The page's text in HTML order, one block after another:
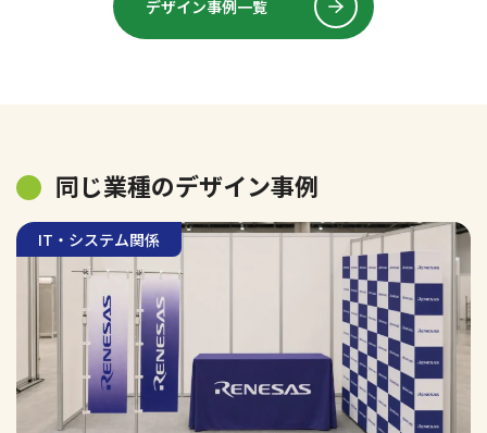
デザイン事例一覧
同じ業種のデザイン事例
IT・システム関係